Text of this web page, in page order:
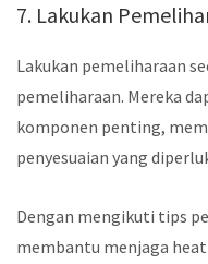
7. Lakukan
Lakukan pemeliharaan
pemeliharaan. Mereka
komponen penting,
penyesuaian yang
Dengan mengikuti tips
membantu menjaga